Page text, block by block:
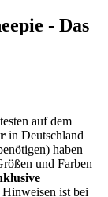
- Das
auf dem
in Deutschland
haben
und Farben
ist bei